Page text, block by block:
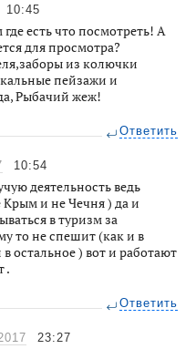
10:45
есть что посмотреть! А
для просмотра?
из колючки
пейзажи и
Рыбачий жеж!
Ответить
10:54
деятельность ведь
Крым и не Чечня ) да и
в туризм за
то не спешит (как и в
в остальное ) вот и работают
.
Ответить
23:27